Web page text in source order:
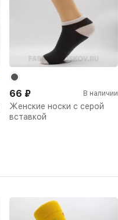
Женские носки с серой
вставкой
66 ₽ В наличии